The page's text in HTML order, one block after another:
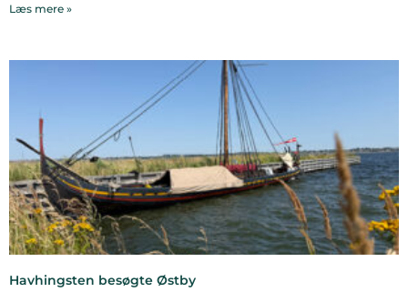
Læs mere »
Havhingsten besøgte Østby